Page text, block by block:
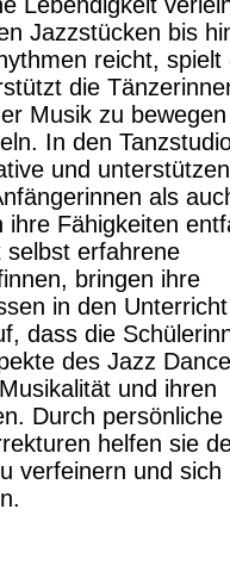
Jazzstücken bis
reicht, spielt
die
Musik zu
In den
und
als
Fähigkeiten
selbst erfahrene
bringen ihre
in den
dass die
des Jazz Dance
und ihren
Durch persönliche
helfen sie
verfeinern und sich